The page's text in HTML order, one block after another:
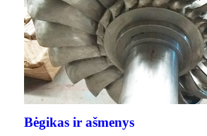
Bėgikas ir ašmenys